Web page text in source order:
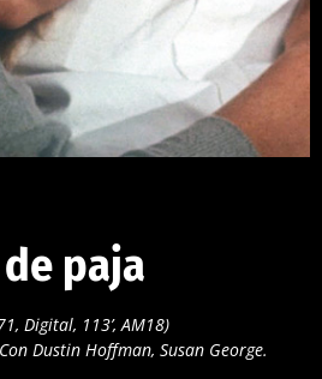
paja
Digital, 113’, AM18)
Dustin Hoffman, Susan George.